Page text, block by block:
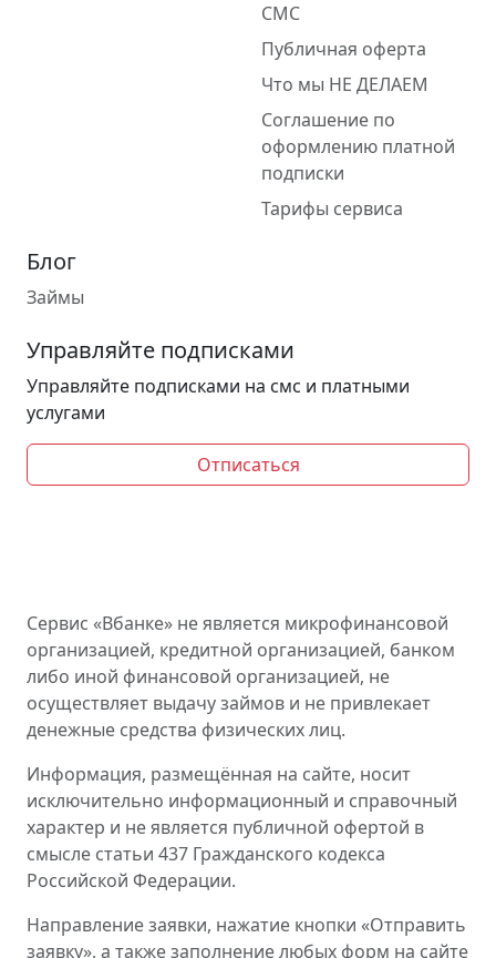
СМС
Публичная оферта
Что мы НЕ ДЕЛАЕМ
Соглашение по
оформлению платной
подписки
Тарифы сервиса
Блог
Займы
Управляйте подписками
Управляйте подписками на смс и платными
услугами
Отписаться
Сервис «Вбанке» не является микрофинансовой
организацией, кредитной организацией, банком
либо иной финансовой организацией, не
осуществляет выдачу займов и не привлекает
денежные средства физических лиц.
Информация, размещённая на сайте, носит
исключительно информационный и справочный
характер и не является публичной офертой в
смысле статьи 437 Гражданского кодекса
Российской Федерации.
Направление заявки, нажатие кнопки «Отправить
заявку», а также заполнение любых форм на сайте